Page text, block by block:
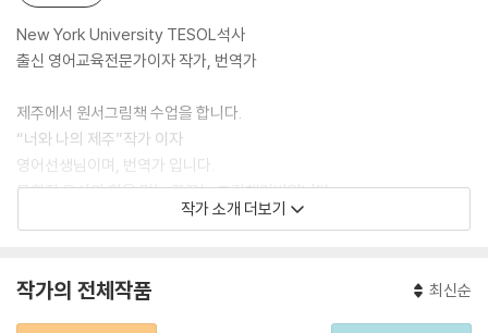
New York University TESOL석사
출신 영어교육전문가이자 작가, 번역가
제주에서 원서그림책 수업을 합니다.
“너와 나의 제주”작가 이자
영어선생님이며, 번역가 입니다.
문화적 유산의 힘을 믿는 꿈꾸는 그림책러버입니다.
작가 소개 더보기
작가의 전체작품 최신순